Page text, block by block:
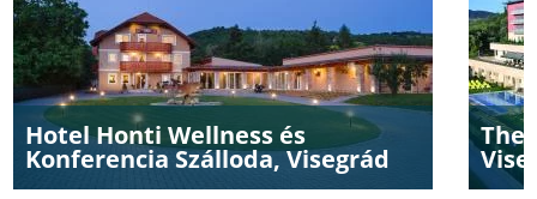
Hotel Honti Wellness és
Konferencia Szálloda, Visegrád